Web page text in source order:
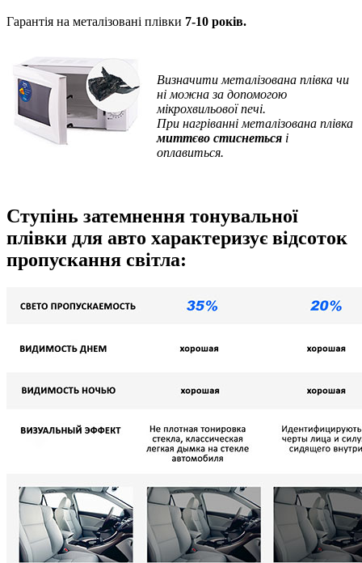
Гарантія на металізовані плівки 7-10 років.
Визначити металізована плівка чи
ні можна за допомогою
мікрохвильової печі.
При нагріванні металізована плівка
миттєво стиснеться і
оплавиться.
Ступінь затемнення тонувальної
плівки для авто характеризує відсоток
пропускання світла: